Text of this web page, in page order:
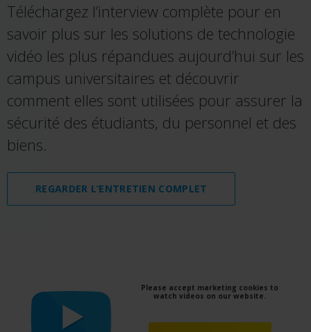
Téléchargez l’interview complète pour en
savoir plus sur les solutions de technologie
vidéo les plus répandues aujourd’hui sur les
campus universitaires et découvrir
comment elles sont utilisées pour assurer la
sécurité des étudiants, du personnel et des
biens.
REGARDER L’ENTRETIEN COMPLET
Please accept marketing cookies to
watch videos on our website.